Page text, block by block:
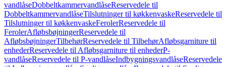
vandlåseDobbeltkammervandlåseReservedele til
DobbeltkammervandlåseTilslutninger til køkkenvaskeReservedele til
Tilslutninger til køkkenvaskeFerolerReservedele til
FerolerAfløbsbøjningerReservedele til
AfløbsbøjningerTilbehørReservedele til TilbehørAfløbsgarniture til
enhederReservedele til Afløbsgarniture til enhederP-
vandlåseReservedele til P-vandlåseIndbygningsvandlåseReservedele